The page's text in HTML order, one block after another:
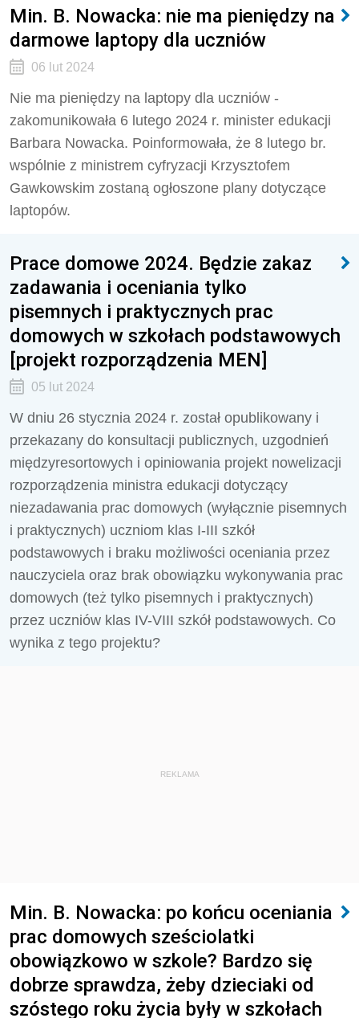
Min. B. Nowacka: nie ma pieniędzy na
darmowe laptopy dla uczniów
06 lut 2024
Nie ma pieniędzy na laptopy dla uczniów -
zakomunikowała 6 lutego 2024 r. minister edukacji
Barbara Nowacka. Poinformowała, że 8 lutego br.
wspólnie z ministrem cyfryzacji Krzysztofem
Gawkowskim zostaną ogłoszone plany dotyczące
laptopów.
Prace domowe 2024. Będzie zakaz
zadawania i oceniania tylko
pisemnych i praktycznych prac
domowych w szkołach podstawowych
[projekt rozporządzenia MEN]
05 lut 2024
W dniu 26 stycznia 2024 r. został opublikowany i
przekazany do konsultacji publicznych, uzgodnień
międzyresortowych i opiniowania projekt nowelizacji
rozporządzenia ministra edukacji dotyczący
niezadawania prac domowych (wyłącznie pisemnych
i praktycznych) uczniom klas I-III szkół
podstawowych i braku możliwości oceniania przez
nauczyciela oraz brak obowiązku wykonywania prac
domowych (też tylko pisemnych i praktycznych)
przez uczniów klas IV-VIII szkół podstawowych. Co
wynika z tego projektu?
REKLAMA
Min. B. Nowacka: po końcu oceniania
prac domowych sześciolatki
obowiązkowo w szkole? Bardzo się
dobrze sprawdza, żeby dzieciaki od
szóstego roku życia były w szkołach